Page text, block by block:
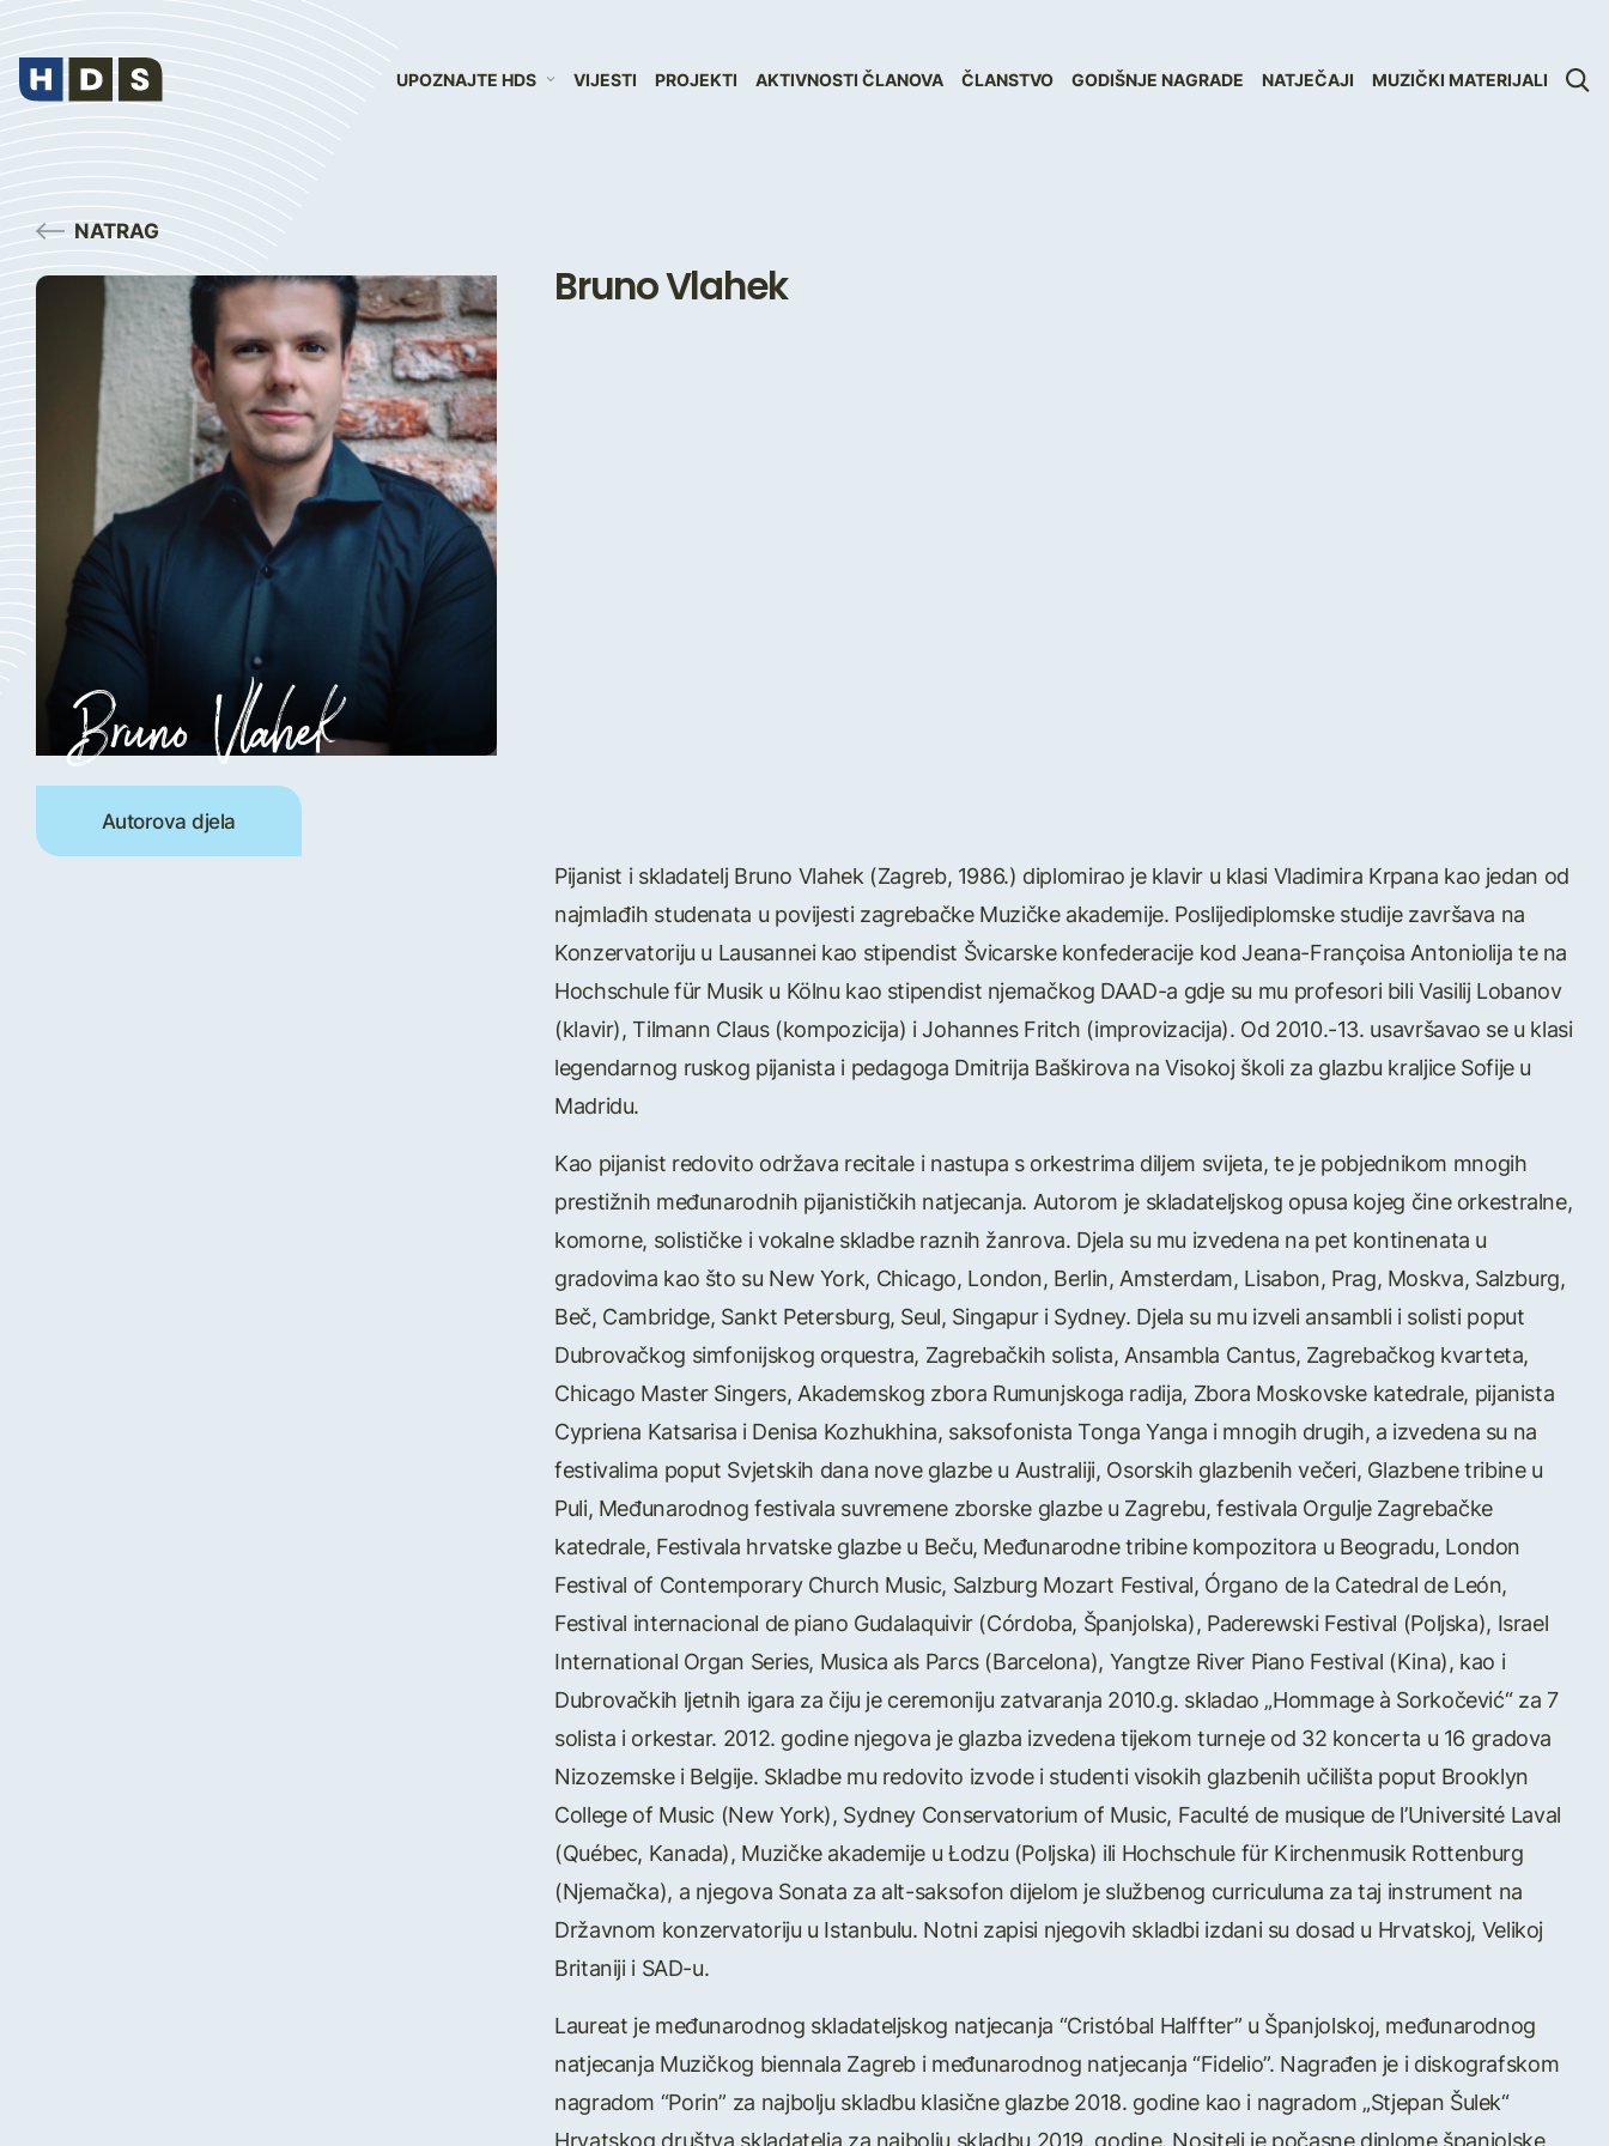
UPOZNAJTE HDS VIJESTI PROJEKTI AKTIVNOSTI ČLANOVA ČLANSTVO GODIŠNJE NAGRADE NATJEČAJI MUZIČKI MATERIJALI
NATRAG
Bruno Vlahek
Autorova djela
Bruno Vlahek
Pijanist i skladatelj Bruno Vlahek (Zagreb, 1986.) diplomirao je klavir u klasi Vladimira Krpana kao jedan od
najmlađih studenata u povijesti zagrebačke Muzičke akademije. Poslijediplomske studije završava na
Konzervatoriju u Lausannei kao stipendist Švicarske konfederacije kod Jeana-Françoisa Antoniolija te na
Hochschule für Musik u Kölnu kao stipendist njemačkog DAAD-a gdje su mu profesori bili Vasilij Lobanov
(klavir), Tilmann Claus (kompozicija) i Johannes Fritch (improvizacija). Od 2010.-13. usavršavao se u klasi
legendarnog ruskog pijanista i pedagoga Dmitrija Baškirova na Visokoj školi za glazbu kraljice Sofije u
Madridu.
Kao pijanist redovito održava recitale i nastupa s orkestrima diljem svijeta, te je pobjednikom mnogih
prestižnih međunarodnih pijanističkih natjecanja. Autorom je skladateljskog opusa kojeg čine orkestralne,
komorne, solističke i vokalne skladbe raznih žanrova. Djela su mu izvedena na pet kontinenata u
gradovima kao što su New York, Chicago, London, Berlin, Amsterdam, Lisabon, Prag, Moskva, Salzburg,
Beč, Cambridge, Sankt Petersburg, Seul, Singapur i Sydney. Djela su mu izveli ansambli i solisti poput
Dubrovačkog simfonijskog orquestra, Zagrebačkih solista, Ansambla Cantus, Zagrebačkog kvarteta,
Chicago Master Singers, Akademskog zbora Rumunjskoga radija, Zbora Moskovske katedrale, pijanista
Cypriena Katsarisa i Denisa Kozhukhina, saksofonista Tonga Yanga i mnogih drugih, a izvedena su na
festivalima poput Svjetskih dana nove glazbe u Australiji, Osorskih glazbenih večeri, Glazbene tribine u
Puli, Međunarodnog festivala suvremene zborske glazbe u Zagrebu, festivala Orgulje Zagrebačke
katedrale, Festivala hrvatske glazbe u Beču, Međunarodne tribine kompozitora u Beogradu, London
Festival of Contemporary Church Music, Salzburg Mozart Festival, Órgano de la Catedral de León,
Festival internacional de piano Gudalaquivir (Córdoba, Španjolska), Paderewski Festival (Poljska), Israel
International Organ Series, Musica als Parcs (Barcelona), Yangtze River Piano Festival (Kina), kao i
Dubrovačkih ljetnih igara za čiju je ceremoniju zatvaranja 2010.g. skladao „Hommage à Sorkočević“ za 7
solista i orkestar. 2012. godine njegova je glazba izvedena tijekom turneje od 32 koncerta u 16 gradova
Nizozemske i Belgije. Skladbe mu redovito izvode i studenti visokih glazbenih učilišta poput Brooklyn
College of Music (New York), Sydney Conservatorium of Music, Faculté de musique de l’Université Laval
(Québec, Kanada), Muzičke akademije u Łodzu (Poljska) ili Hochschule für Kirchenmusik Rottenburg
(Njemačka), a njegova Sonata za alt-saksofon dijelom je službenog curriculuma za taj instrument na
Državnom konzervatoriju u Istanbulu. Notni zapisi njegovih skladbi izdani su dosad u Hrvatskoj, Velikoj
Britaniji i SAD-u.
Laureat je međunarodnog skladateljskog natjecanja “Cristóbal Halffter” u Španjolskoj, međunarodnog
natjecanja Muzičkog biennala Zagreb i međunarodnog natjecanja “Fidelio”. Nagrađen je i diskografskom
nagradom “Porin” za najbolju skladbu klasične glazbe 2018. godine kao i nagradom „Stjepan Šulek“